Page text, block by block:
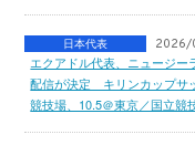
日本代表 2026/
エクアドル代表、ニュージー
配信が決定 キリンカップサ
競技場、10.5＠東京／国立競